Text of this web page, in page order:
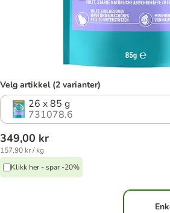
Velg artikkel (2 varianter)
26 x 85 g
731078.6
349,00 kr
157,90 kr / kg
Klikk her - spar -20%